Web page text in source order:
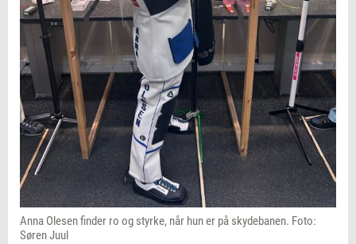
Anna Olesen finder ro og styrke, når hun er på skydebanen. Foto:
Søren Juul